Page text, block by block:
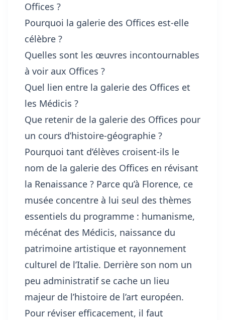
Offices ?
Pourquoi la galerie des Offices est-elle
célèbre ?
Quelles sont les œuvres incontournables
à voir aux Offices ?
Quel lien entre la galerie des Offices et
les Médicis ?
Que retenir de la galerie des Offices pour
un cours d’histoire-géographie ?
Pourquoi tant d’élèves croisent-ils le
nom de la galerie des Offices en révisant
la Renaissance ? Parce qu’à Florence, ce
musée concentre à lui seul des thèmes
essentiels du programme : humanisme,
mécénat des Médicis, naissance du
patrimoine artistique et rayonnement
culturel de l’Italie. Derrière son nom un
peu administratif se cache un lieu
majeur de l’histoire de l’art européen.
Pour réviser efficacement, il faut